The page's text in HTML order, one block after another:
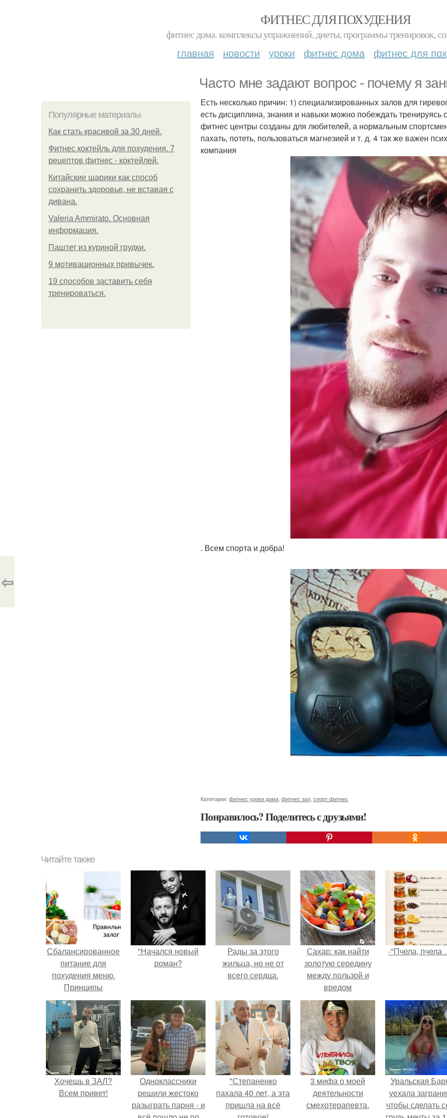
ФИТНЕС ДЛЯ ПОХУДЕНИЯ
фитнес дома. комплексы упражнений, диеты, программы тренировок,
главная новости уроки фитнес дома фитнес для
Часто мне задают вопрос - почему я
Популярные материалы
Как стать красивой за 30 дней.
Фитнес коктейль для похудения. 7
рецептов фитнес - коктейлей.
Китайские шарики как способ
сохранить здоровье, не вставая с
дивана.
Valeria Ammirato. Основная
информация.
Паштет из куриной грудки.
9 мотивационных привычек.
19 способов заставить себя
тренироваться.
Есть несколько причин: 1) специализированных залов для
есть дисциплина, знания и навыки можно побеждать
фитнес центры созданы для любителей, а нормальным
пахать, потеть, пользоваться магнезией и т. д. 4 так же важен
компания
. Всем спорта и добра!
Категории: фитнес уроки дома фитнес зал спорт фитнес
Понравилось? Поделитесь с друзьями!
⇦
Читайте также
Сбалансированное
питание для
похудения меню.
Принципы
правильного
питания
"Начался новый
роман?
Рады за этого
жильца, но не от
всего сердца.
Сахар: как найти
золотую середину
между пользой и
вредом
-"Пчела, пчела
Хочешь в ЗАЛ?
Всем привет!
Одноклассники
решили жестоко
разыграть парня - и
"Степаненко
пахала 40 лет, а эта
пришла на всё
3 мифа о моей
деятельности
смехотерапевта.
Уральская
уехала
чтобы сделать